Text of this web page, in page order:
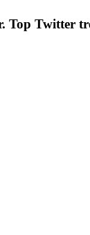
Top Twitter